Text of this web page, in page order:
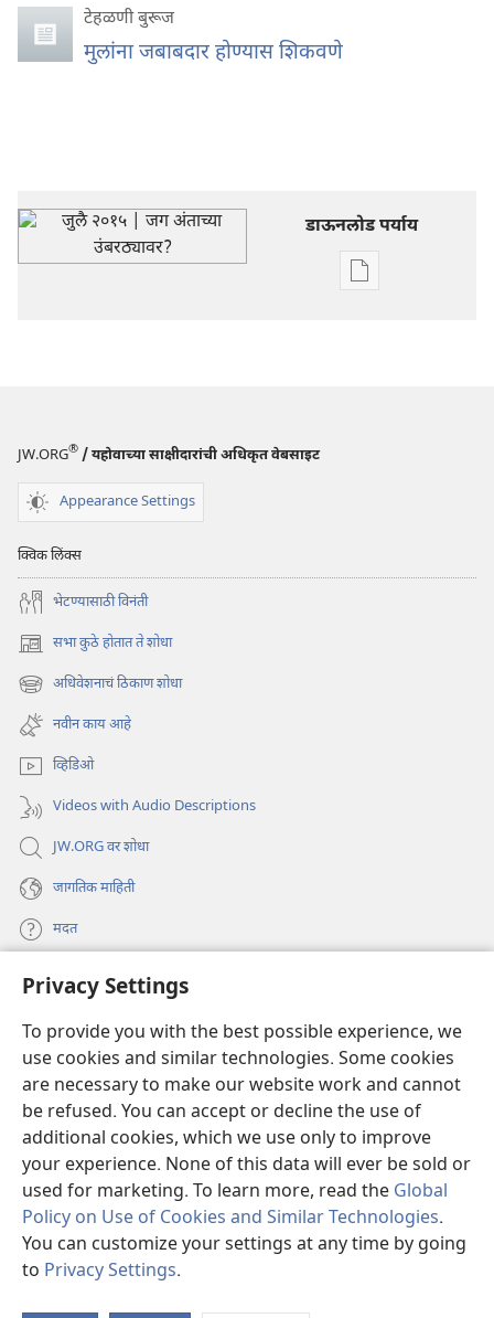
Privacy Settings
To provide you with the best possible experience, we
use cookies and similar technologies. Some cookies
are necessary to make our website work and cannot
be refused. You can accept or decline the use of
additional cookies, which we use only to improve
your experience. None of this data will ever be sold or
used for marketing. To learn more, read the Global
Policy on Use of Cookies and Similar Technologies.
You can customize your settings at any time by going
to Privacy Settings.
टेहळणी बुरूज
मुलांना जबाबदार होण्यास शिकवणे
डाऊनलोड पर्याय
डिजिटल
JW.ORG® / यहोवाच्या साक्षीदारांची अधिकृत वेबसाइट
Appearance Settings
क्विक लिंक्स
भेटण्यासाठी विनंती
सभा कुठे होतात ते शोधा
(opens
new
window)
अधिवेशनाचं ठिकाण शोधा
(opens
new
window)
नवीन काय आहे
व्हिडिओ
Videos with Audio Descriptions
JW.ORG वर शोधा
जागतिक माहिती
मदत
दान
(opens
window)
Watchtower ONLINE LIBRARY™
(opens
new
window)
®
(opens
new
JW लायब्ररीॲप
Copyright© 2026 Watch Tower Bible and Tract Society of Pennsylvania.
वापरण्याच्या अटी